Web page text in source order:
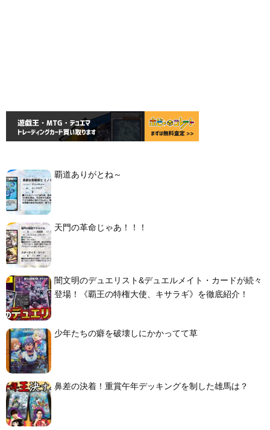
覇道ありがとね～
天門の革命じゃあ！！！
闇文明のデュエリスト&デュエルメイト・カードが続々
登場！《覇王の特権大使、キサラギ》を徹底紹介！
少年たちの癖を破壊しにかかってて草
鼻差の決着！重賞午年デッキングを制した雄馬は？